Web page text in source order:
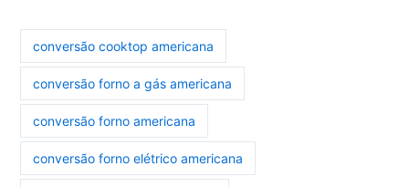
conversão cooktop americana
conversão forno a gás americana
conversão forno americana
conversão forno elétrico americana